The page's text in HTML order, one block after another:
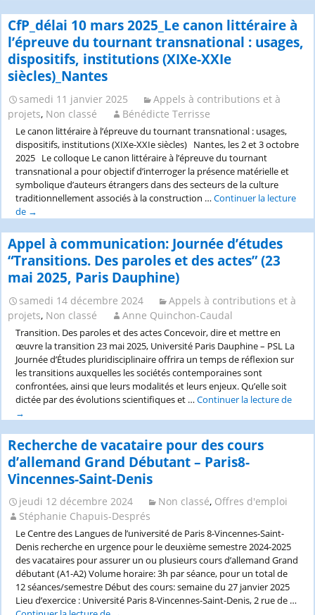
et
pratiques
de
la
CfP_délai 10 mars 2025_Le canon littéraire à
l’épreuve du tournant transnational : usages,
dispositifs, institutions (XIXe-XXIe
siècles)_Nantes
samedi 11 janvier 2025
Appels à contributions et à
projets, Non classé Bénédicte Terrisse
Le canon littéraire à l’épreuve du tournant transnational : usages,
dispositifs, institutions (XIXe-XXIe siècles) Nantes, les 2 et 3 octobre
2025 Le colloque Le canon littéraire à l’épreuve du tournant
transnational a pour objectif d’interroger la présence matérielle et
symbolique d’auteurs étrangers dans des secteurs de la culture
traditionnellement associés à la construction …Continuer la lecture
de CfP_délai
mars
2025_Le
canon
littéraire
l’épreuve
du
tournant
transnational
: usages,
dispositifs,
institutions
(XIXe-
→
Appel à communication: Journée d’études
“Transitions. Des paroles et des actes” (23
mai 2025, Paris Dauphine)
samedi 14 décembre 2024
Appels à contributions et à
projets, Non classé Anne Quinchon-Caudal
Transition. Des paroles et des actes Concevoir, dire et mettre en
œuvre la transition 23 mai 2025, Université Paris Dauphine – PSL La
Journée d’Études pluridisciplinaire offrira un temps de réflexion sur
les transitions auxquelles les sociétés contemporaines sont
confrontées, ainsi que leurs modalités et leurs enjeux. Qu’elle soit
dictée par des évolutions scientifiques et …Continuer la lecture de
mai
→
Recherche de vacataire pour des cours
d’allemand Grand Débutant – Paris8-
Vincennes-Saint-Denis
jeudi 12 décembre 2024 Non classé, Offres d'emploi
Stéphanie Chapuis-Després
Le Centre des Langues de l’université de Paris 8-Vincennes-Saint-
Denis recherche en urgence pour le deuxième semestre 2024-2025
des vacataires pour assurer un ou plusieurs cours d’allemand Grand
débutant (A1-A2) Volume horaire: 3h par séance, pour un total de
12 séances/semestre Début des cours: semaine du 27 janvier 2025
Lieu d’exercice : Université Paris 8-Vincennes-Saint-Denis, 2 rue de …